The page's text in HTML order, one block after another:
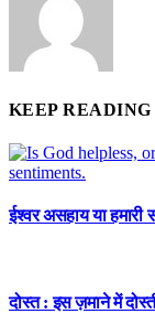
KEEP READING
ईश्वर असहाय या
दोस्त : इस ज़माने में